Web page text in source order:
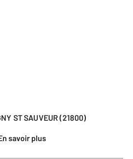
ST SAUVEUR (21800)
En savoir plus